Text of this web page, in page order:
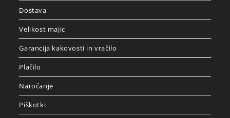
Dostava
Velikost majic
Garancija kakovosti in vračilo
Plačilo
Naročanje
Piškotki